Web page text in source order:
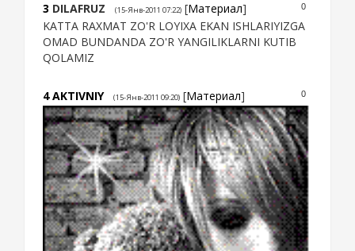
0
3 DILAFRUZ (15-Янв-2011 07:22) [Материал]
KATTA RAXMAT ZO'R LOYIXA EKAN ISHLARIYIZGA
OMAD BUNDANDA ZO'R YANGILIKLARNI KUTIB
QOLAMIZ
0
4 AKTIVNIY (15-Янв-2011 09:20) [Материал]